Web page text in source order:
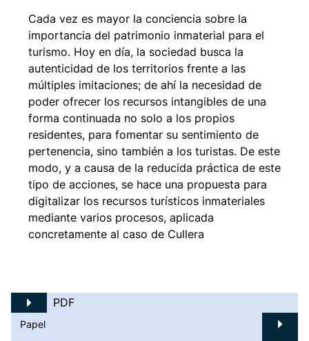
Cada vez es mayor la conciencia sobre la
importancia del patrimonio inmaterial para el
turismo. Hoy en día, la sociedad busca la
autenticidad de los territorios frente a las
múltiples imitaciones; de ahí la necesidad de
poder ofrecer los recursos intangibles de una
forma continuada no solo a los propios
residentes, para fomentar su sentimiento de
pertenencia, sino también a los turistas. De este
modo, y a causa de la reducida práctica de este
tipo de acciones, se hace una propuesta para
digitalizar los recursos turísticos inmateriales
mediante varios procesos, aplicada
concretamente al caso de Cullera
PDF
Papel